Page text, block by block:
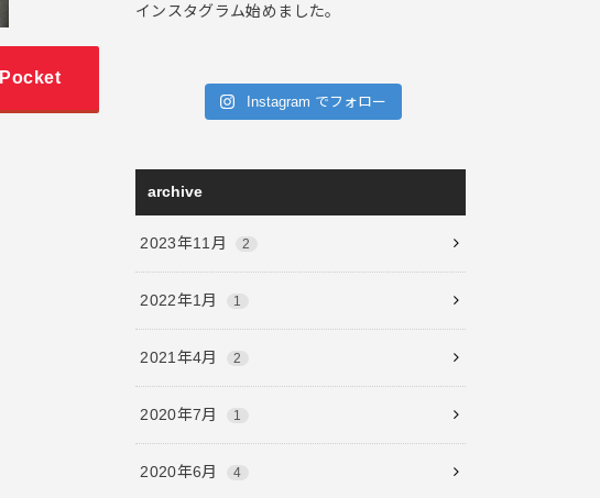
Pocket
インスタグラム始めました。
Instagram でフォロー
archive
2023年11月 2
2022年1月 1
2021年4月 2
2020年7月 1
2020年6月 4